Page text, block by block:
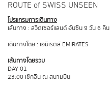
ROUTE of SWISS UNSEEN
โปรแกรมการเดินทาง
เส้นทาง : สวิตเซอร์แลนด์ อันซีน 9 วัน 6 คืน
เดินทางโดย : เอมิเรตส์ EMIRATES
เส้นทางโดยรวม
DAY 01
23:00 เช็กอิน ณ สนามบิน